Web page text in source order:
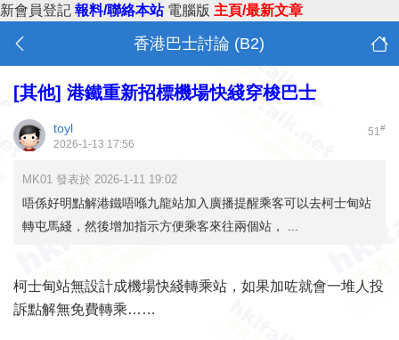
新會員登記 報料/聯絡本站 電腦版 主頁/最新文章
香港巴士討論 (B2)
[其他] 港鐵重新招標機場快綫穿梭巴士
51#
toyl
2026-1-13 17:56
MK01 發表於 2026-1-11 19:02
唔係好明點解港鐵唔喺九龍站加入廣播提醒乘客可以去柯士甸站
轉屯馬綫，然後增加指示方便乘客來往兩個站， ...
柯士甸站無設計成機場快綫轉乘站，如果加咗就會一堆人投
訴點解無免費轉乘……